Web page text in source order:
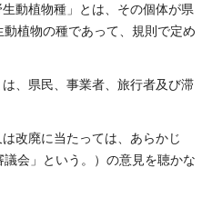
動植物種」とは、その個体が県
植物の種であって、規則で定め
、県民、事業者、旅行者及び滞
改廃に当たっては、あらかじ
会」という。）の意見を聴かな